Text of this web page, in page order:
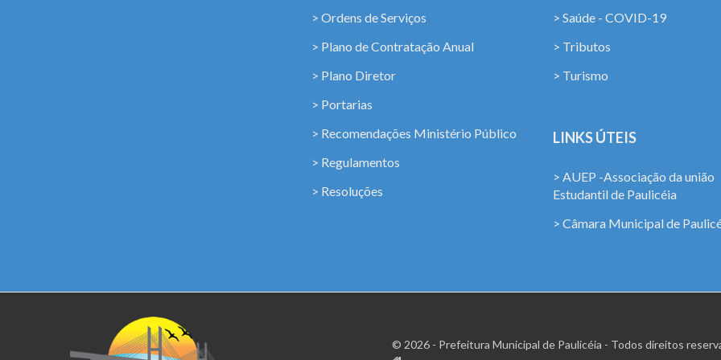
> Ordens de Serviços
> Plano de Contratação Anual
> Plano Diretor
> Portarias
> Recomendações Ministério Público
> Regulamentos
> Resoluções
> Saúde - COVID-19
> Tributos
> Turismo
LINKS ÚTEIS
> AUEP -Associação da união
Estudantil de Paulicéia
> Câmara Municipal de
© 2026 - Prefeitura Municipal de Paulicéia - Todos direitos